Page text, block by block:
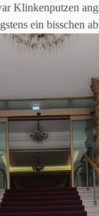
Klinkenputzen
ein bisschen